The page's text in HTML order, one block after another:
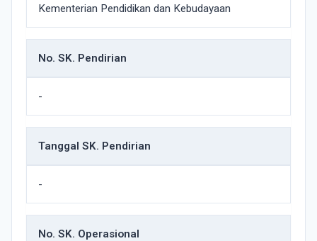
Kementerian Pendidikan dan Kebudayaan
No. SK. Pendirian
-
Tanggal SK. Pendirian
-
No. SK. Operasional